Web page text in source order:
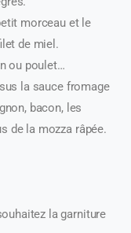
morceau et le
de miel.
ou poulet…
la sauce fromage
bacon, les
de la mozza râpée.
la garniture